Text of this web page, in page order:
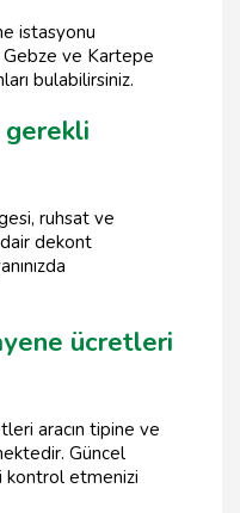
istasyonu
Gebze ve Kartepe
bulabilirsiniz.
gerekli
ruhsat ve
dekont
ücretleri
aracın tipine ve
Güncel
kontrol etmenizi